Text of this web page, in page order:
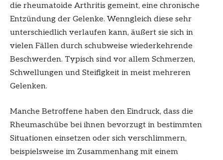
die rheumatoide Arthritis gemeint, eine chronische
Entzündung der Gelenke. Wenngleich diese sehr
unterschiedlich verlaufen kann, äußert sie sich in
vielen Fällen durch schubweise wiederkehrende
Beschwerden. Typisch sind vor allem Schmerzen,
Schwellungen und Steifigkeit in meist mehreren
Gelenken.
Manche Betroffene haben den Eindruck, dass die
Rheumaschübe bei ihnen bevorzugt in bestimmten
Situationen einsetzen oder sich verschlimmern,
beispielsweise im Zusammenhang mit einem